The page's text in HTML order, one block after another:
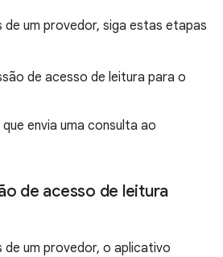
de um provedor, siga estas etapas
de acesso de leitura para o
envia uma consulta ao
de acesso de leitura
de um provedor, o aplicativo